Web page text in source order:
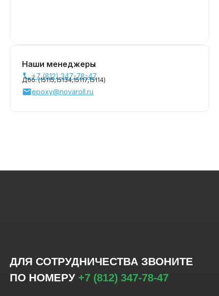
Наши менеджеры
+7 (812) 347-78-47
Доб. (15115,15134,15117,15114)
epoxy@novaroll.ru
ДЛЯ СОТРУДНИЧЕСТВА ЗВОНИТЕ
ПО НОМЕРУ +7 (812) 347-78-47